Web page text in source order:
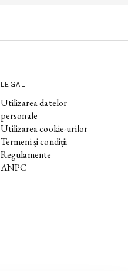
LEGAL
Utilizarea datelor
personale
Utilizarea cookie-urilor
Termeni și condiții
Regulamente
ANPC